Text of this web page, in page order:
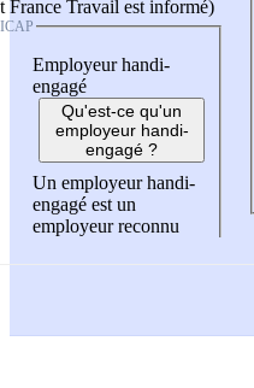
France Travail est informé)
Employeur handi-
engagé
Qu'est-ce qu'un
employeur handi-
engagé ?
Un employeur handi-
engagé est un
employeur reconnu